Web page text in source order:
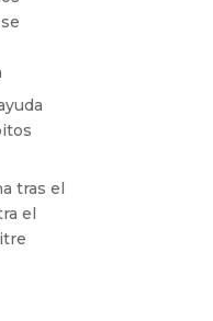
tras el
el